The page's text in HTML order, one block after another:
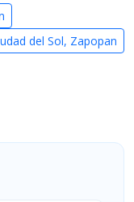
del Sol, Zapopan